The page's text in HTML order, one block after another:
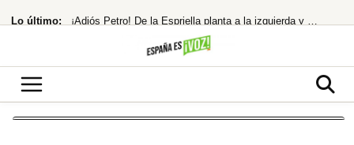
al Lo último: ¡Adiós Petro! De la Espriella planta a la izquierda y se prepara para gobernar
«Los polos opuestos no se atraen, y menos si uno es de ahí»